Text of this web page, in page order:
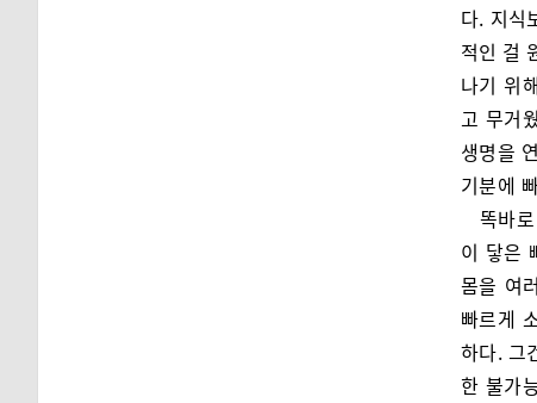
다. 지식
적인 걸
나기 위
고 무거
생명을
기분에
똑바
이 닿은
몸을 여
빠르게
하다. 그
한 불가